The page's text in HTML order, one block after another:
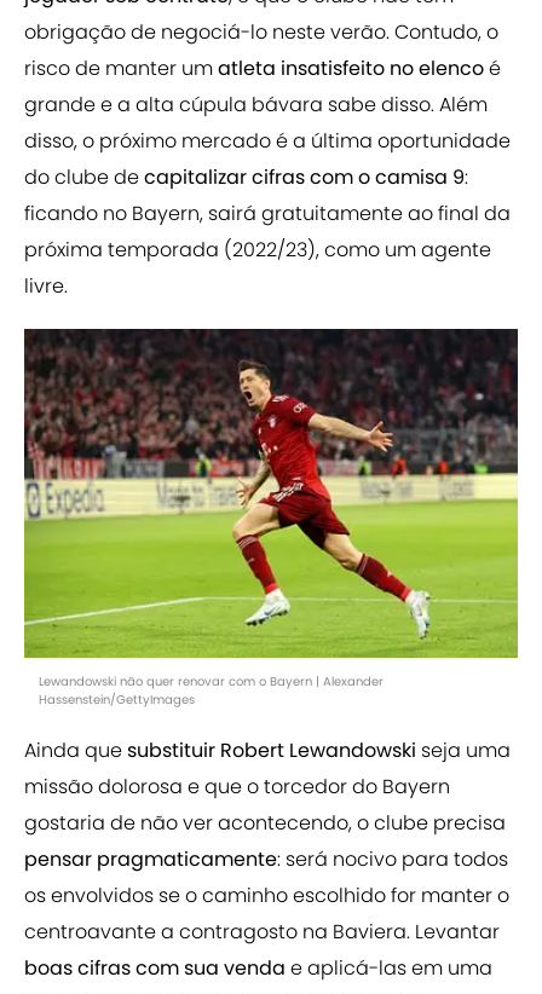
obrigação de negociá-lo neste verão. Contudo, o
risco de manter umatleta insatisfeito no elencoé
grande e a alta cúpula bávara sabe disso. Além
disso, o próximo mercado é a última oportunidade
do clube decapitalizar cifras com o camisa 9:
ficando no Bayern, sairá gratuitamente ao final da
próxima temporada (2022/23), como um agente
livre.
Lewandowski não quer renovar com o Bayern | Alexander
Hassenstein/GettyImages
Ainda quesubstituir Robert Lewandowski seja uma
missão dolorosa e que o torcedor do Bayern
gostaria de não ver acontecendo, o clube precisa
pensar pragmaticamente: será nocivo para todos
os envolvidos se o caminho escolhido for manter o
centroavante a contragosto na Baviera. Levantar
boas cifras com sua venda e aplicá-las em uma